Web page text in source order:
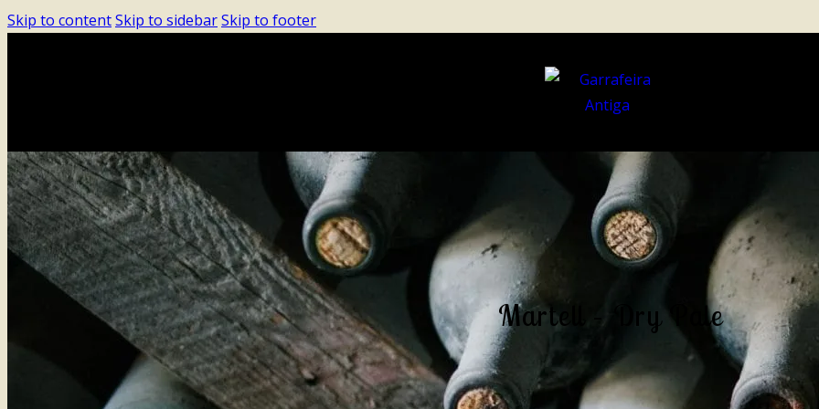
Skip to contentSkip to sidebarSkip to footer
Martell – Dry Pale